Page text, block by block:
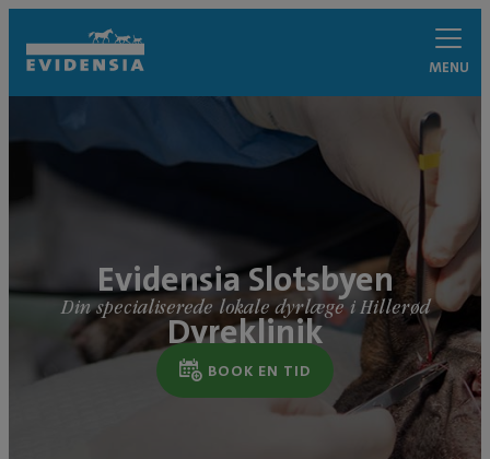
MENU
Evidensia Slotsbyen
Dyreklinik
Din specialiserede lokale dyrlæge i Hillerød
BOOK EN TID